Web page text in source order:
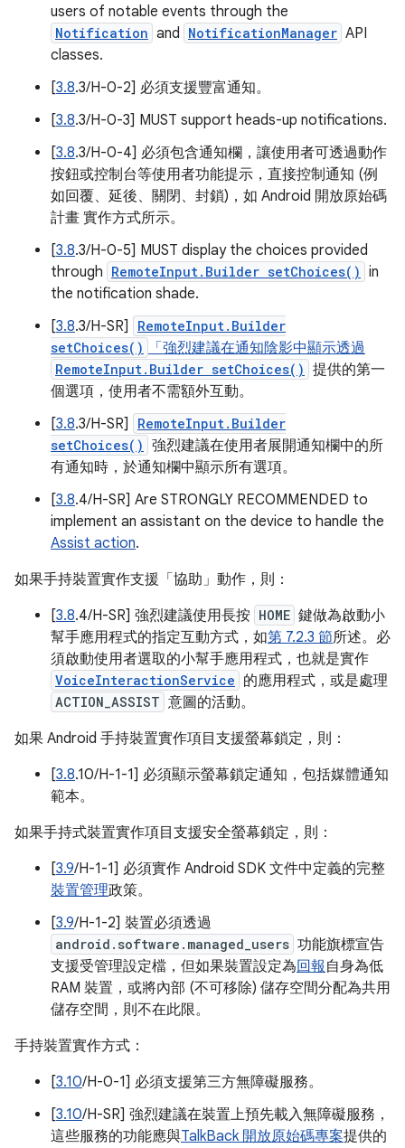
users of notable events through the
Notification and NotificationManager API
classes.
[3.8.3/H-0-2] 必須支援豐富通知。
[3.8.3/H-0-3] MUST support heads-up notifications.
[3.8.3/H-0-4] 必須包含通知欄，讓使用者可透過動作
按鈕或控制台等使用者功能提示，直接控制通知 (例
如回覆、延後、關閉、封鎖)，如 Android 開放原始碼
計畫 實作方式所示。
[3.8.3/H-0-5] MUST display the choices provided
through RemoteInput.Builder setChoices() in
the notification shade.
[3.8.3/H-SR]
RemoteInput.Builder
setChoices()
「強烈建議在通知陰影中顯示透過
RemoteInput.Builder setChoices() 提供的第一
個選項，使用者不需額外互動。
[3.8.3/H-SR]
RemoteInput.Builder
setChoices() 強烈建議在使用者展開通知欄中的所
有通知時，於通知欄中顯示所有選項。
[3.8.4/H-SR] Are STRONGLY RECOMMENDED to
implement an assistant on the device to handle the
Assist action.
如果手持裝置實作支援「協助」動作，則：
[3.8.4/H-SR] 強烈建議使用長按 HOME 鍵做為啟動小
幫手應用程式的指定互動方式，如第 7.2.3 節所述。必
須啟動使用者選取的小幫手應用程式，也就是實作
VoiceInteractionService 的應用程式，或是處理
ACTION_ASSIST 意圖的活動。
如果 Android 手持裝置實作項目支援螢幕鎖定，則：
[3.8.10/H-1-1] 必須顯示螢幕鎖定通知，包括媒體通知
範本。
如果手持式裝置實作項目支援安全螢幕鎖定，則：
[3.9/H-1-1] 必須實作 Android SDK 文件中定義的完整
裝置管理政策。
[3.9/H-1-2] 裝置必須透過
android.software.managed_users 功能旗標宣告
支援受管理設定檔，但如果裝置設定為回報自身為低
RAM 裝置，或將內部 (不可移除) 儲存空間分配為共用
儲存空間，則不在此限。
手持裝置實作方式：
[3.10/H-0-1] 必須支援第三方無障礙服務。
[3.10/H-SR] 強烈建議在裝置上預先載入無障礙服務，
這些服務的功能應與TalkBack 開放原始碼專案提供的